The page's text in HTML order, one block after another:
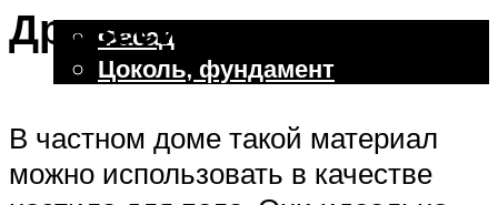
Фасад
Цоколь, фундамент
Меню
Древесина
В частном доме такой материал
можно использовать в качестве